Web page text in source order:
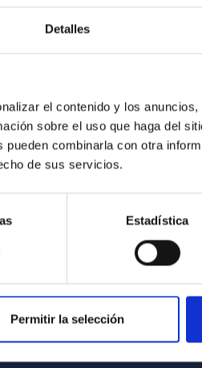
Detalles
el contenido y los
sobre el uso que haga del
combinarla con otra
de sus servicios.
Estadística
Permitir la selección
PORTAL DEL IAC
Mapa web
Políticas de
Aviso legal